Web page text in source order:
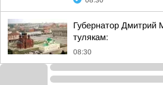
Губернатор Дмитрий
тулякам:
08:30